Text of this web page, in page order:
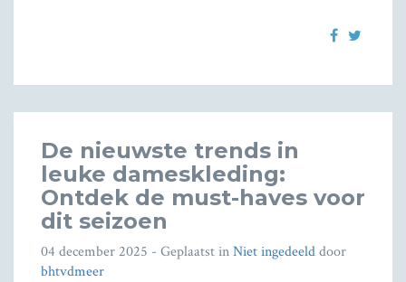
De nieuwste trends in
leuke dameskleding:
Ontdek de must-haves voor
dit seizoen
04 december 2025 - Geplaatst inNiet ingedeelddoor
bhtvdmeer